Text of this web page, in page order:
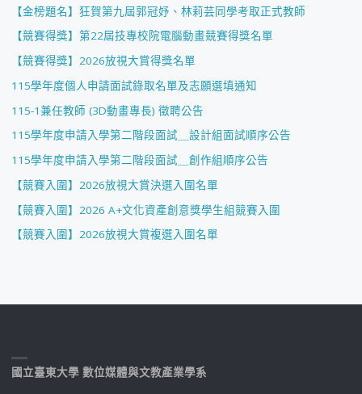
【金榜題名】狂賀第九屆郭冠妤、林莉芸同學考取正式教師
【競賽得獎】第22屆技專校院電腦動畫競賽得獎名單
【競賽得獎】2026放視大賞得獎名單
115學年度個人申請面試錄取名單及志願選填通知
115-1兼任教師 (3D動畫專長) 徵聘公告
115學年度申請入學第二階段面試＿設計組面試順序公告
115學年度申請入學第二階段面試＿創作組順序公告
【競賽入圍】2026放視大賞決選入圍名單
【競賽入圍】2026 A+文化資產創意獎學生組競賽入圍
【競賽入圍】2026放視大賞複選入圍名單
國立臺東大學 數位媒體與文教產業學系